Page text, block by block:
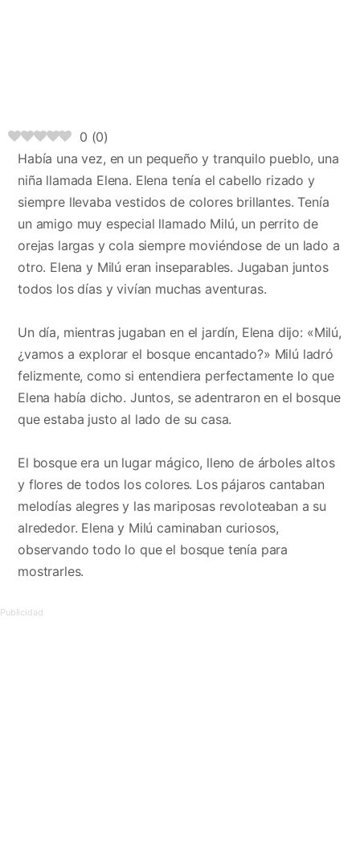
0 (0)
Había una vez, en un pequeño y tranquilo pueblo, una
niña llamada Elena. Elena tenía el cabello rizado y
siempre llevaba vestidos de colores brillantes. Tenía
un amigo muy especial llamado Milú, un perrito de
orejas largas y cola siempre moviéndose de un lado a
otro. Elena y Milú eran inseparables. Jugaban juntos
todos los días y vivían muchas aventuras.
Un día, mientras jugaban en el jardín, Elena dijo: «Milú,
¿vamos a explorar el bosque encantado?» Milú ladró
felizmente, como si entendiera perfectamente lo que
Elena había dicho. Juntos, se adentraron en el bosque
que estaba justo al lado de su casa.
El bosque era un lugar mágico, lleno de árboles altos
y flores de todos los colores. Los pájaros cantaban
melodías alegres y las mariposas revoloteaban a su
alrededor. Elena y Milú caminaban curiosos,
observando todo lo que el bosque tenía para
mostrarles.